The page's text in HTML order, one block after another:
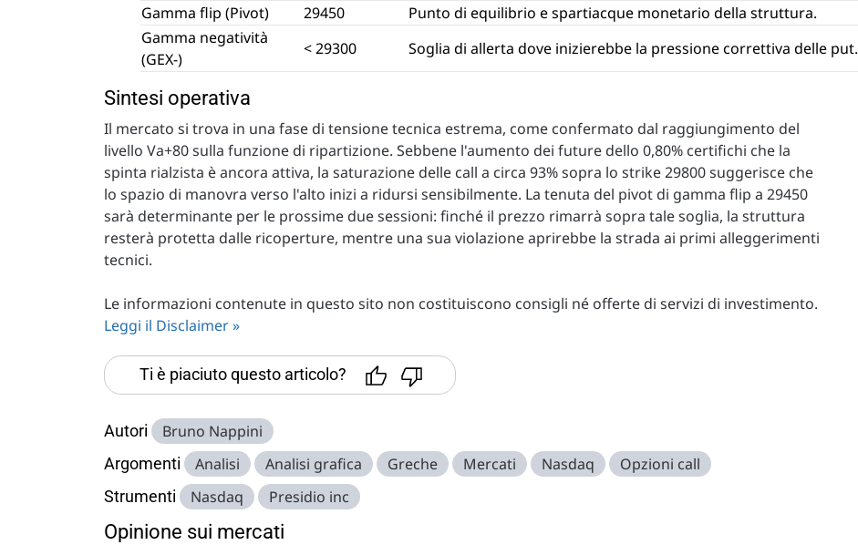
Gamma flip (Pivot)
29450
Punto di equilibrio e spartiacque monetario della struttura.
Gamma negatività
(GEX-)
< 29300 Soglia di allerta dove inizierebbe la pressione correttiva delle put.
Sintesi operativa
Il mercato si trova in una fase di tensione tecnica estrema, come confermato dal raggiungimento del
livello Va+80 sulla funzione di ripartizione. Sebbene l'aumento dei future dello 0,80% certifichi che la
spinta rialzista è ancora attiva, la saturazione delle call a circa 93% sopra lo strike 29800 suggerisce che
lo spazio di manovra verso l'alto inizi a ridursi sensibilmente. La tenuta del pivot di gamma flip a 29450
sarà determinante per le prossime due sessioni: finché il prezzo rimarrà sopra tale soglia, la struttura
resterà protetta dalle ricoperture, mentre una sua violazione aprirebbe la strada ai primi alleggerimenti
tecnici.
Le informazioni contenute in questo sito non costituiscono consigli né offerte di servizi di investimento.
Leggi il Disclaimer »
Ti è piaciuto questo articolo?
Autori Bruno Nappini
Argomenti Analisi Analisi grafica Greche Mercati Nasdaq Opzioni call
Strumenti Nasdaq Presidio inc
Opinione sui mercati